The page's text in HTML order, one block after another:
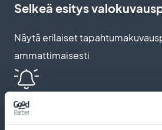
Selkeä esitys
Näytä erilaiset
ammattimaisesti
Push-ilmoitukset ja